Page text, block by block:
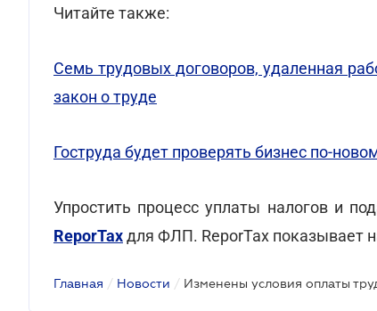
Читайте также:
Семь трудовых договоров, удаленная
закон о труде
Гоструда будет проверять бизнес по-
Упростить процесс уплаты налогов и
ReporTaxдля ФЛП. ReporTax показывает
Главная / Новости / Изменены условия оплаты